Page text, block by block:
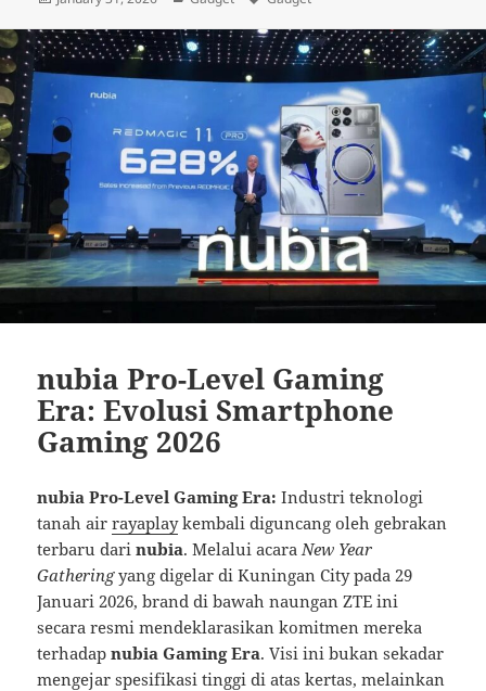
nubia Pro-Level Gaming
Era: Evolusi Smartphone
Gaming 2026
nubia Pro-Level Gaming Era: Industri teknologi
tanah airrayaplaykembali diguncang oleh gebrakan
terbaru darinubia. Melalui acara New Year
Gatheringyang digelar di Kuningan City pada 29
Januari 2026, brand di bawah naungan ZTE ini
secara resmi mendeklarasikan komitmen mereka
terhadapnubia Gaming Era. Visi ini bukan sekadar
mengejar spesifikasi tinggi di atas kertas, melainkan